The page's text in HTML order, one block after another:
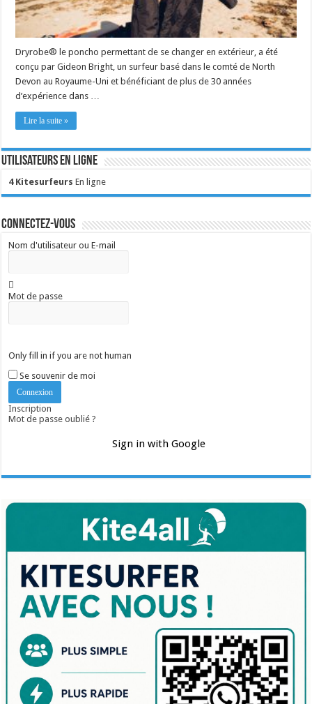
Dryrobe® le poncho permettant de se changer en extérieur, a été
conçu par Gideon Bright, un surfeur basé dans le comté de North
Devon au Royaume-Uni et bénéficiant de plus de 30 années
d’expérience dans …
Lire la suite »
Utilisateurs en ligne
4 Kitesurfeurs En ligne
Connectez-vous
Nom d'utilisateur ou E-mail
Mot de passe
Only fill in if you are not human
Se souvenir de moi
Inscription
Mot de passe oublié ?
Sign in with Google